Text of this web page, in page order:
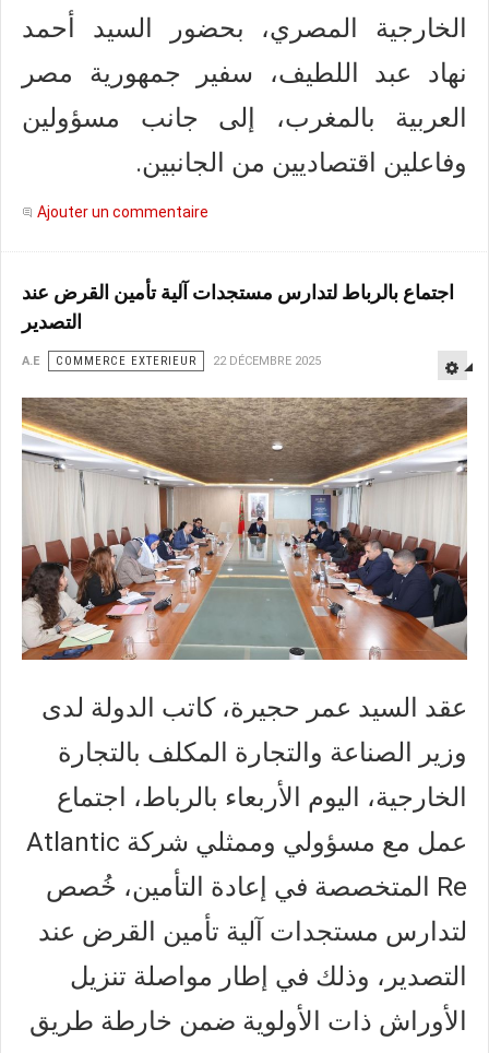
الخارجية المصري، بحضور السيد أحمد
نهاد عبد اللطيف، سفير جمهورية مصر
العربية بالمغرب، إلى جانب مسؤولين
وفاعلين اقتصاديين من الجانبين.
Ajouter un commentaire
اجتماع بالرباط لتدارس مستجدات آلية تأمين القرض عند
التصدير
A.E COMMERCE EXTERIEUR 22 DÉCEMBRE 2025
عقد السيد عمر حجيرة، كاتب الدولة لدى
وزير الصناعة والتجارة المكلف بالتجارة
الخارجية، اليوم الأربعاء بالرباط، اجتماع
عمل مع مسؤولي وممثلي شركة Atlantic
Re المتخصصة في إعادة التأمين، خُصص
لتدارس مستجدات آلية تأمين القرض عند
التصدير، وذلك في إطار مواصلة تنزيل
الأوراش ذات الأولوية ضمن خارطة طريق